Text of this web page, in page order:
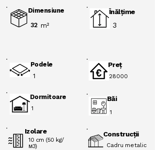
Dimensiune
32 m²
Înălţime
3
Podele
1
Dormitoare
1
Izolare
10 cm (50 kg/
м3)
Preţ
28000
Băi
1
Construcții
Cadru metalic